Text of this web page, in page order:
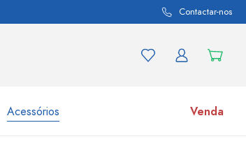
Contactar-nos
Acessórios Venda